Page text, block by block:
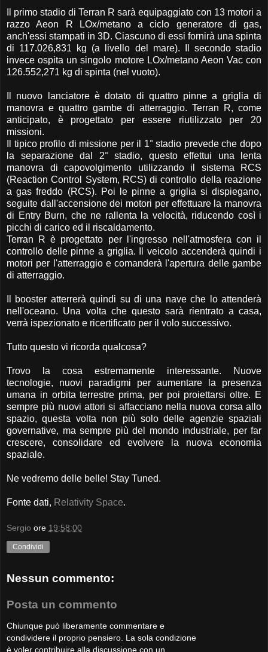
Il primo stadio di Terran R sarà equipaggiato con 13 motori a
razzo Aeon R LOx/metano a ciclo generatore di gas,
anch'essi stampati in 3D. Ciascuno di essi fornirà una spinta
di 117.026,831 kg (a livello del mare). Il secondo stadio
invece ospita un singolo motore LOx/metano Aeon Vac con
126.552,271 kg di spinta (nel vuoto).
Il nuovo lanciatore è dotato di quattro pinne a griglia di
manovra e quattro gambe di atterraggio. Terran R, come
anticipato, è progettato per essere riutilizzato per 20
missioni.
Il tipico profilo di missione per il 1° stadio prevede che dopo
la separazione dal 2° stadio, questo effettui una lenta
manovra di capovolgimento utilizzando il sistema RCS
(Reaction Control System, RCS) di controllo della reazione
a gas freddo (RCS). Poi le pinne a griglia si dispiegano,
seguite dall'accensione dei motori per effettuare la manovra
di Entry Burn, che ne rallenta la velocità, riducendo così i
picchi di carico ed il riscaldamento.
Terran R è progettato per l'ingresso nell'atmosfera con il
controllo delle pinne a griglia. Il veicolo accenderà quindi i
motori per l'atterraggio e comanderà l'apertura delle gambe
di atterraggio.
Il booster atterrerà quindi su di una nave che lo attenderà
nell'oceano. Una volta che questo sarà rientrato a casa,
verrà ispezionato e ricertificato per il volo successivo.
Tutto questo vi ricorda qualcosa?
Trovo la cosa estremamente interessante. Nuove
tecnologie, nuovi paradigmi per aumentare la presenza
umana in orbita terrestre prima, per poi proiettarsi oltre. E
sempre più nuovi attori si affacciano nella nuova corsa allo
spazio, questa volta non più solo delle agenzie spaziali
governative, ma sempre più del mondo industriale, per far
crescere, consolidare ed evolvere la nuova economia
spaziale.
Ne vedremo delle belle! Stay Tuned.
Fonte dati, Relativity Space.
Sergio ore 19:58:00
Condividi
Nessun commento:
Posta un commento
Chiunque può liberamente commentare e
condividere il proprio pensiero. La sola condizione
è voler contribuire alla discussione con un